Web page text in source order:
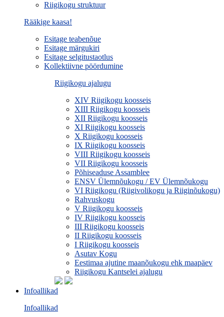
Riigikogu struktuur
Rääkige kaasa!
Esitage teabenõue
Esitage märgukiri
Esitage selgitustaotlus
Kollektiivne pöördumine
Riigikogu ajalugu
XIV Riigikogu koosseis
XIII Riigikogu koosseis
XII Riigikogu koosseis
XI Riigikogu koosseis
X Riigikogu koosseis
IX Riigikogu koosseis
VIII Riigikogu koosseis
VII Riigikogu koosseis
Põhiseaduse Assamblee
ENSV Ülemnõukogu / EV Ülemnõukogu
VI Riigikogu (Riigivolikogu ja Riiginõukogu)
Rahvuskogu
V Riigikogu koosseis
IV Riigikogu koosseis
III Riigikogu koosseis
II Riigikogu koosseis
I Riigikogu koosseis
Asutav Kogu
Eestimaa ajutine maanõukogu ehk maapäev
Riigikogu Kantselei ajalugu
Infoallikad
Infoallikad